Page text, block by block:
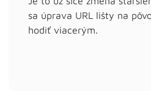
sa úprava URL lišty na
hodiť viacerým.